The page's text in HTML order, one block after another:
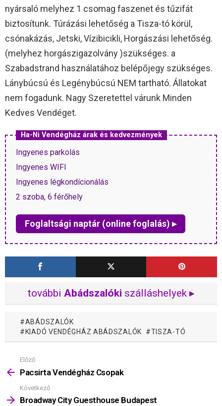
nyársaló melyhez 1 csomag faszenet és tűzifát
biztosítunk. Túrázási lehetőség a Tisza-tó körül,
csónakázás, Jetski, Vízibicikli, Horgászási lehetőség.
(melyhez horgászigazolvány )szükséges. a
Szabadstrand használatához belépőjegy szükséges.
Lánybúcsú és Legénybúcsú NEM tartható. Állatokat
nem fogadunk. Nagy Szeretettel várunk Minden
Kedves Vendéget.
Ha-Ni Vendégház árak és kedvezmények
Ingyenes parkolás
Ingyenes WIFI
Ingyenes légkondícionálás
2 szoba, 6 férőhely
Foglaltsági naptár (online foglalás) ▸
további Abádszalóki szálláshelyek ▸
ABÁDSZALÓK
KIADÓ VENDÉGHÁZ ABÁDSZALÓK
TISZA-TÓ
Mutass
többet
Előző
Pacsirta Vendégház Csopak
Következő
Broadway City Guesthouse Budapest